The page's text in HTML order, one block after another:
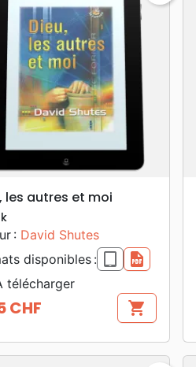
search APERÇU RAPIDE
les autres et moi
: David Shutes
disponibles : epub
pdf
télécharger
CHF shopping_cart